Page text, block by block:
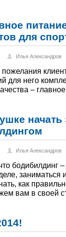
для
Илья Александров
пожелания
для него
–
начать
Илья Александров
бодибилдинг
заниматься
как
вам в своей